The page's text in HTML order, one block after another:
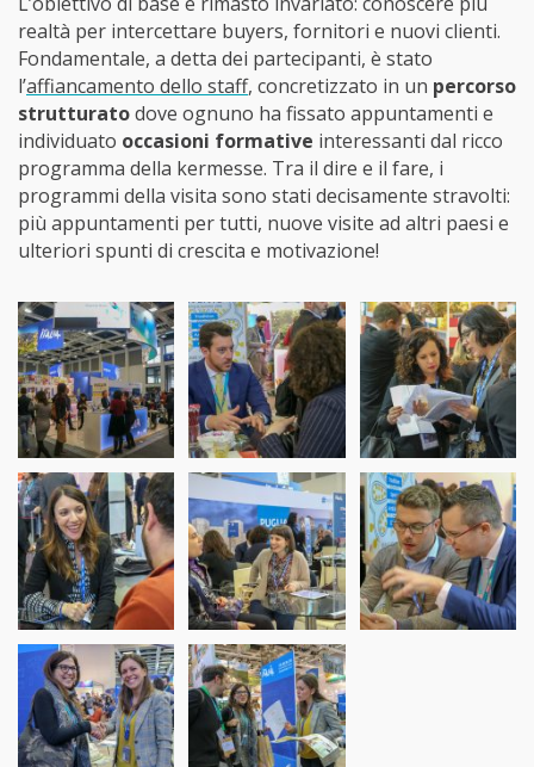
realtà per intercettare buyers, fornitori e nuovi clienti.
Fondamentale, a detta dei partecipanti, è stato
l’affiancamento dello staff, concretizzato in un percorso
strutturatodove ognuno ha fissato appuntamenti e
individuato occasioni formative interessanti dal ricco
programma della kermesse. Tra il dire e il fare, i
programmi della visita sono stati decisamente stravolti:
più appuntamenti per tutti, nuove visite ad altri paesi e
ulteriori spunti di crescita e motivazione!